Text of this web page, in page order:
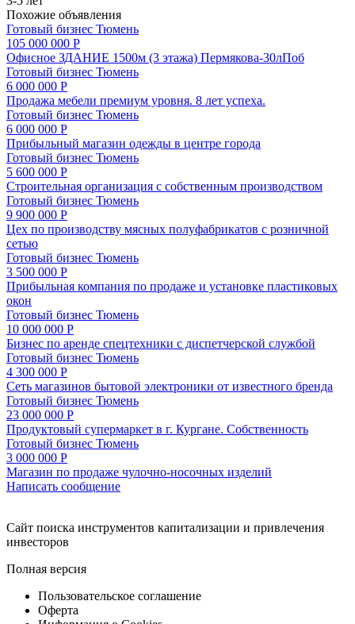
Похожие объявления
Готовый бизнес Тюмень
105 000 000 Р
Офисное ЗДАНИЕ 1500м (3 этажа) Пермякова-30лПоб
Готовый бизнес Тюмень
6 000 000 Р
Продажа мебели премиум уровня. 8 лет успеха.
Готовый бизнес Тюмень
6 000 000 Р
Прибыльный магазин одежды в центре города
Готовый бизнес Тюмень
5 600 000 Р
Строительная организация с собственным производством
Готовый бизнес Тюмень
9 900 000 Р
Цех по производству мясных полуфабрикатов с розничной
сетью
Готовый бизнес Тюмень
3 500 000 Р
Прибыльная компания по продаже и установке пластиковых
окон
Готовый бизнес Тюмень
10 000 000 Р
Бизнес по аренде спецтехники с диспетчерской службой
Готовый бизнес Тюмень
4 300 000 Р
Сеть магазинов бытовой электроники от известного бренда
Готовый бизнес Тюмень
23 000 000 Р
Продуктовый супермаркет в г. Кургане. Собственность
Готовый бизнес Тюмень
3 000 000 Р
Магазин по продаже чулочно-носочных изделий
Написать сообщение
Cайт поиска инструментов капитализации и привлечения
инвесторов
Полная версия
Пользовательское соглашение
Оферта